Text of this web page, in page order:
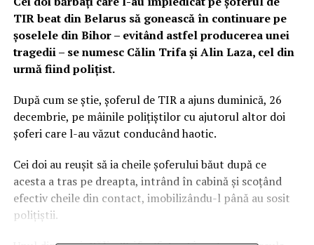
TIR beat din Belarus să gonească în continuare pe
șoselele din Bihor – evitând astfel producerea unei
tragedii – se numesc Călin Trifa și Alin Laza, cel din
urmă fiind polițist.
După cum se știe, șoferul de TIR a ajuns duminică, 26
decembrie, pe mâinile polițiștilor cu ajutorul altor doi
șoferi care l-au văzut conducând haotic.
Cei doi au reușit să ia cheile șoferului băut după ce
acesta a tras pe dreapta, intrând în cabină și scoțând
efectiv cheile din contact, imobilizându-l până au sosit
polițiștii.